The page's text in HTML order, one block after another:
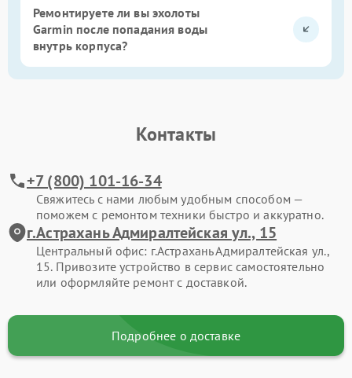
Ремонтируете ли вы эхолоты
Garmin после попадания воды
внутрь корпуса?
Контакты
+7 (800) 101-16-34
Свяжитесь с нами любым удобным способом —
поможем с ремонтом техники быстро и аккуратно.
г.Астрахань Адмиралтейская ул., 15
Центральный офис: г.Астрахань Адмиралтейская ул.,
15. Привозите устройство в сервис самостоятельно
или оформляйте ремонт с доставкой.
Подробнее о доставке